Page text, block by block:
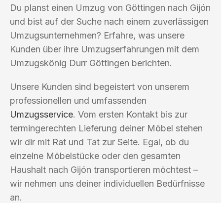
Du planst einen Umzug von Göttingen nach Gijón
und bist auf der Suche nach einem zuverlässigen
Umzugsunternehmen? Erfahre, was unsere
Kunden über ihre Umzugserfahrungen mit dem
Umzugskönig Durr Göttingen berichten.
Unsere Kunden sind begeistert von unserem
professionellen und umfassenden
Umzugsservice. Vom ersten Kontakt bis zur
termingerechten Lieferung deiner Möbel stehen
wir dir mit Rat und Tat zur Seite. Egal, ob du
einzelne Möbelstücke oder den gesamten
Haushalt nach Gijón transportieren möchtest –
wir nehmen uns deiner individuellen Bedürfnisse
an.